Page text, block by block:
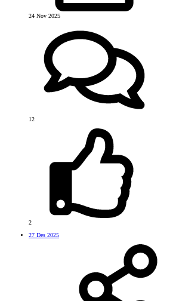
24 Nov 2025
12
2
27 Des 2025